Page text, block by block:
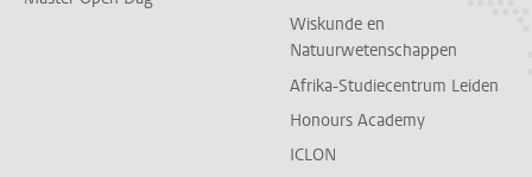
Wiskunde en
Natuurwetenschappen
Afrika-Studiecentrum Leiden
Honours Academy
ICLON